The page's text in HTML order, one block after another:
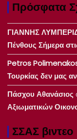
Πρόσφατα
ΓΙΑΝΝΗΣ
Πένθους Σήμερα
Petros
Τουρκίας δεν μας
Πάσχου Αθανάσιος
Αξιωματικών
ΣΣΑΣ βιντεο